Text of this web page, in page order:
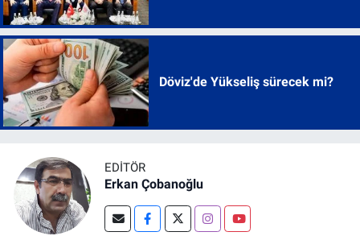
Döviz'de Yükseliş sürecek mi?
EDITÖR
Erkan Çobanoğlu